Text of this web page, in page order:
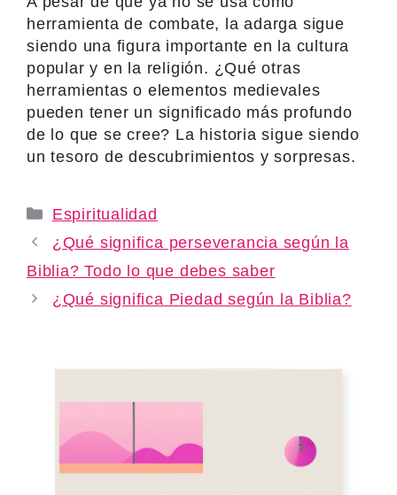
herramienta de combate, la adarga sigue
siendo una figura importante en la cultura
popular y en la religión. ¿Qué otras
herramientas o elementos medievales
pueden tener un significado más profundo
de lo que se cree? La historia sigue siendo
un tesoro de descubrimientos y sorpresas.
Categories
Espiritualidad
¿Qué significa perseverancia según la
Biblia? Todo lo que debes saber
¿Qué significa Piedad según la Biblia?